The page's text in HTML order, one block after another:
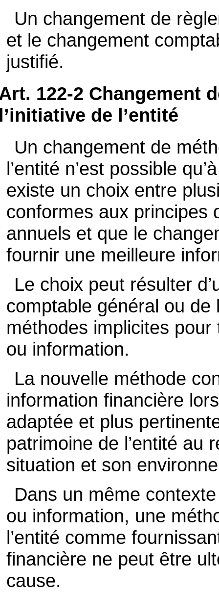
Un changement de
et le changement
justifié.
122-2 Changement
de l’entité
Un changement de
l’entité n’est possible
existe un choix entre
conformes aux principes
annuels et que le
fournir une meilleure
Le choix peut résulter
comptable général ou de
méthodes implicites
ou information.
La nouvelle méthode
information financière
adaptée et plus
patrimoine de l’entité au
situation et son
Dans un même
ou information, une
l’entité comme
financière ne peut être
cause.